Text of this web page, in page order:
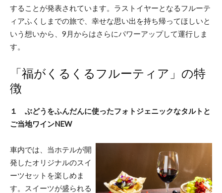
することが発表されています。ラストイヤーとなるフルーテ
ィアふくしまでの旅で、幸せな思い出を持ち帰ってほしいと
いう想いから、9月からはさらにパワーアップして運行しま
す。
「福がくるくるフルーティア」の特
徴
１ ぶどうをふんだんに使ったフォトジェニックなタルトと
ご当地ワインNEW
車内では、当ホテルが開
発したオリジナルのスイ
ーツセットを楽しめま
す。スイーツが盛られる